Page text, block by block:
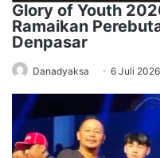
Glory of Youth
Ramaikan
Denpasar
Danadyaksa 6 Juli 2026